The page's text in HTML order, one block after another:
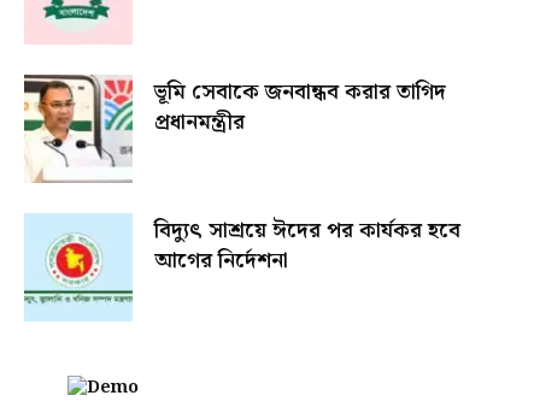
ভূমি সেবাকে জনবান্ধব করার তাগিদ
প্রধানমন্ত্রীর
বিদ্যুৎ সাশ্রয়ে ঈদের পর কার্যকর হবে
আগের নির্দেশনা